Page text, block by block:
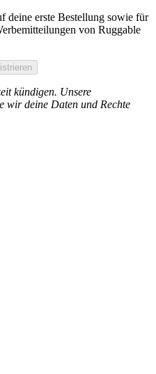
deine erste Bestellung sowie für
von Ruggable
kündigen. Unsere
wir deine Daten und Rechte